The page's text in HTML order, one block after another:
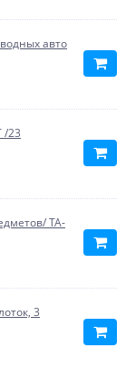
авто
/23
TA-
3